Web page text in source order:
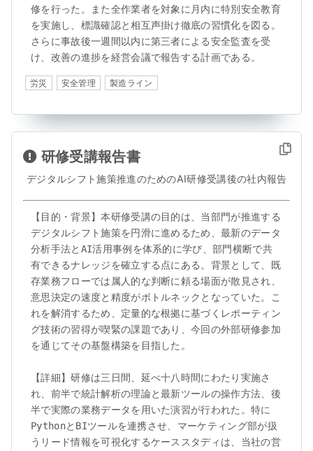
修を行った。また全作業者を対象に月内に特別安全教育
を実施し、標識確認と相互声掛け徹底の習慣化を図る。
さらに事故後一週間以内に第三者による安全監査を受
け、改善の進捗を経営会議で報告する計画である。
労災 安全管理 製造ライン
研修受講報告書
デジタルシフト施策推進のためのAI研修受講後の社内報告
【目的・背景】本研修受講の目的は、当部門が推進する
デジタルシフト施策を円滑に進めるため、最新のデータ
分析手法とAI活用事例を体系的に学び、部門横断で共
有できるナレッジを確立する点にある。背景として、既
存業務フローでは属人的な判断に頼る場面が散見され、
意思決定の速度と精度がボトルネックとなっていた。こ
れを解消するため、定量的な根拠に基づくレポーティン
グ技術の習得が喫緊の課題であり、今回の外部研修参加
を通じてその基盤構築を目指した。
【詳細】研修は三日間、延べ十八時間にわたり実施さ
れ、前半で統計解析の理論と最新ツールの操作方法、後
半で実際の業務データを用いた演習が行われた。特に
PythonとBIツールを連携させ、マーケティング部が扱
うリード情報を可視化するケーススタディは、当社の営